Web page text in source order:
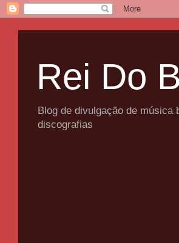
Rei Do
Blog de divulgação de música
discografias